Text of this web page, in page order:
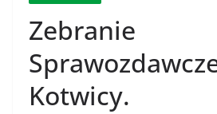
Zebranie
Kotwicy.